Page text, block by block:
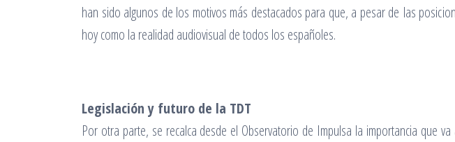
han sido algunos de los motivos más destacados para que, a pesar de las
hoy como la realidad audiovisual de todos los españoles.
Legislación y futuro de la TDT
Por otra parte, se recalca desde el Observatorio de Impulsa la importancia que